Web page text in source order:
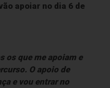
apoiar no dia 6 de
os que me apoiam e
O apoio de
e vou entrar no